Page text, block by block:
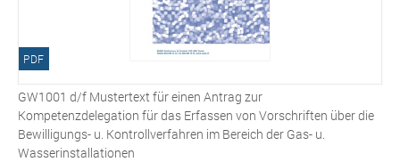
PDF
GW1001 d/f Mustertext für einen Antrag zur
Kompetenzdelegation für das Erfassen von Vorschriften über die
Bewilligungs- u. Kontrollverfahren im Bereich der Gas- u.
Wasserinstallationen